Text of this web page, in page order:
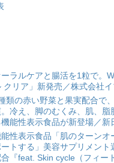
ーラルケアと腸活を1粒で。
クリア」新発売／株式会社
類の赤い野菜と果実配合で
冷え、脚のむくみ、肌、脂
機能性表示食品が新登場／新
性表示食品「肌のターン
ートする」美容サプリメン
『feat. Skin cycle（フィー